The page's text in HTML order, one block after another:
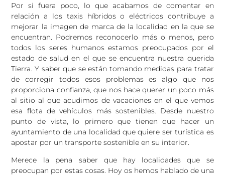
Por si fuera poco, lo que acabamos de comentar en
relación a los taxis híbridos o eléctricos contribuye a
mejorar la imagen de marca de la localidad en la que se
encuentran. Podremos reconocerlo más o menos, pero
todos los seres humanos estamos preocupados por el
estado de salud en el que se encuentra nuestra querida
Tierra. Y saber que se están tomando medidas para tratar
de corregir todos esos problemas es algo que nos
proporciona confianza, que nos hace querer un poco más
al sitio al que acudimos de vacaciones en el que vemos
esa flota de vehículos más sostenibles. Desde nuestro
punto de vista, lo primero que tienen que hacer un
ayuntamiento de una localidad que quiere ser turística es
apostar por un transporte sostenible en su interior.
Merece la pena saber que hay localidades que se
preocupan por estas cosas. Hoy os hemos hablado de una